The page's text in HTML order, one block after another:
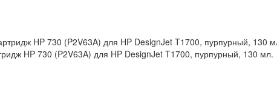
HP 730 (P2V63A) для HP DesignJet T1700, пурпурный, 130 мл.